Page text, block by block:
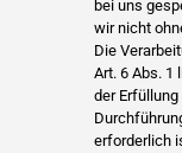
bei uns
wir nicht
Die
Art. 6 Abs. 1
der
erforderlich